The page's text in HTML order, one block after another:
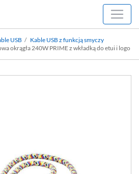
USB
Kable USB z funkcją smyczy
okrągła 240W PRIME z wkładką do etui i logo